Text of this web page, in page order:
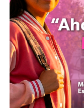
metas complejas.
que el ejemplo de
comunidad
académica dentro
sociedad.
MiZitácuaro.